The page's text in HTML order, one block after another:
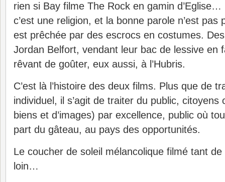
rien si Bay filme The Rock en gamin
c’est une religion, et la bonne parole n’est pas
est prêchée par des escrocs en costumes.
Jordan Belfort, vendant leur bac de lessive en
rêvant de goûter, eux aussi, à l’Hubris.
C’est là l’histoire des deux films. Plus que de
individuel, il s’agit de traiter du public, citoyens
biens et d’images) par excellence, public où
part du gâteau, au pays des opportunités.
Le coucher de soleil mélancolique filmé tant de
loin…